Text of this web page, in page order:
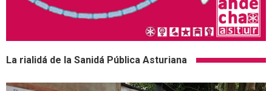
La rialidá de la Sanidá Pública Asturiana